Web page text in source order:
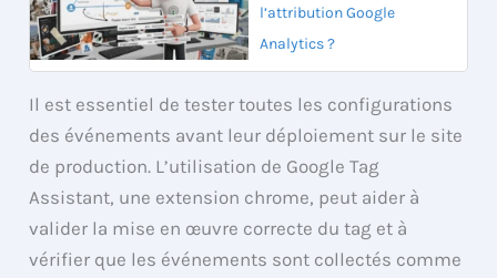
l’attribution Google
Analytics ?
Il est essentiel de tester toutes les configurations
des événements avant leur déploiement sur le site
de production. L’utilisation de Google Tag
Assistant, une extension chrome, peut aider à
valider la mise en œuvre correcte du tag et à
vérifier que les événements sont collectés comme